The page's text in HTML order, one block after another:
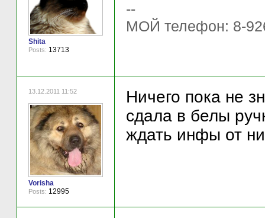
Shita
Posts: 13713
--
МОЙ телефон: 8-
13.12.2011 11:52
Vorisha
Posts: 12995
Ничего пока не
сдала в белы
ждать инфы от